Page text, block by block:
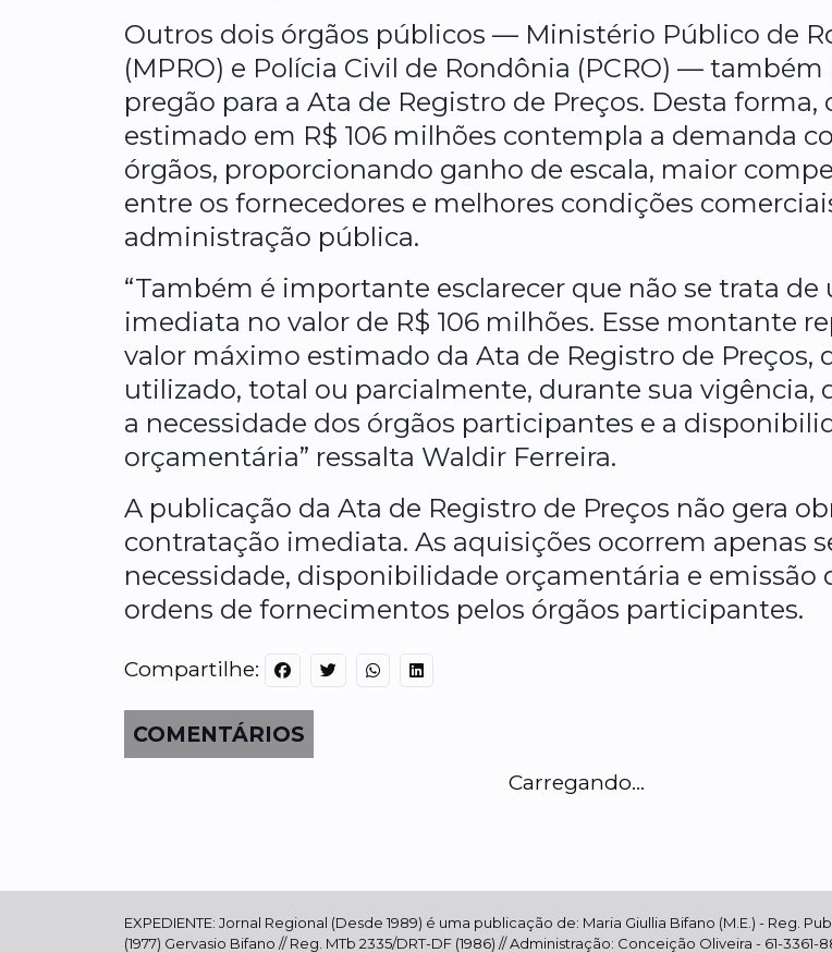
Outros dois órgãos públicos — Ministério Público de
(MPRO) e Polícia Civil de Rondônia (PCRO) —
pregão para a Ata de Registro de Preços. Desta forma,
estimado em R$ 106 milhões contempla a demanda
órgãos, proporcionando ganho de escala, maior
entre os fornecedores e melhores condições
administração pública.
“Também é importante esclarecer que não se trata de
imediata no valor de R$ 106 milhões. Esse montante
valor máximo estimado da Ata de Registro de Preços,
utilizado, total ou parcialmente, durante sua vigência,
a necessidade dos órgãos participantes e a
orçamentária” ressalta Waldir Ferreira.
A publicação da Ata de Registro de Preços não gera
contratação imediata. As aquisições ocorrem apenas
necessidade, disponibilidade orçamentária e emissão
ordens de fornecimentos pelos órgãos participantes.
Compartilhe:
COMENTÁRIOS
Carregando...
EXPEDIENTE: Jornal Regional (Desde 1989) é uma publicação de: Maria Giullia Bifano (M.E.) - Reg.
(1977) Gervasio Bifano // Reg. MTb 2335/DRT-DF (1986) // Administração: Conceição Oliveira - 61-